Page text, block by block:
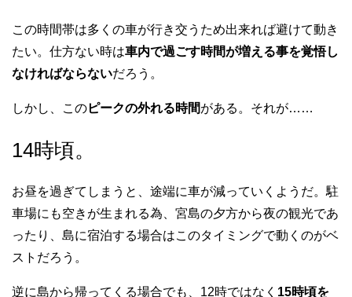
この時間帯は多くの車が行き交うため出来れば避けて動き
たい。仕方ない時は車内で過ごす時間が増える事を覚悟し
なければならないだろう。
しかし、このピークの外れる時間がある。それが……
14時頃。
お昼を過ぎてしまうと、途端に車が減っていくようだ。駐
車場にも空きが生まれる為、宮島の夕方から夜の観光であ
ったり、島に宿泊する場合はこのタイミングで動くのがベ
ストだろう。
逆に島から帰ってくる場合でも、12時ではなく 15時頃を